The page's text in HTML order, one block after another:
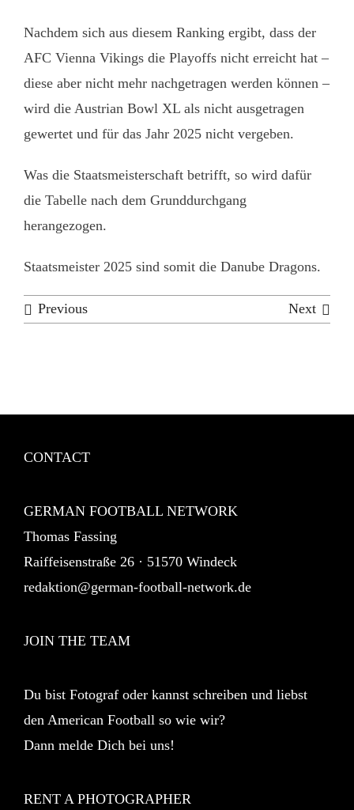
Nachdem sich aus diesem Ranking ergibt, dass der
AFC Vienna Vikings die Playoffs nicht erreicht hat –
diese aber nicht mehr nachgetragen werden können –
wird die Austrian Bowl XL als nicht ausgetragen
gewertet und für das Jahr 2025 nicht vergeben.
Was die Staatsmeisterschaft betrifft, so wird dafür
die Tabelle nach dem Grunddurchgang
herangezogen.
Staatsmeister 2025 sind somit die Danube Dragons.
Previous Next
CONTACT
GERMAN FOOTBALL NETWORK
Thomas Fassing
Raiffeisenstraße 26 · 51570 Windeck
redaktion@german-football-network.de
JOIN THE TEAM
Du bist Fotograf oder kannst schreiben und liebst
den American Football so wie wir?
Dann melde Dich bei uns!
RENT A PHOTOGRAPHER